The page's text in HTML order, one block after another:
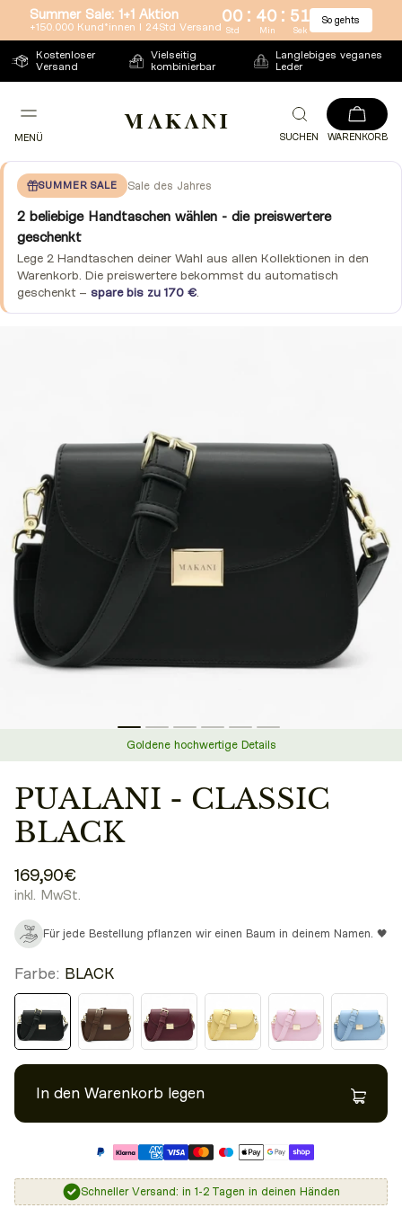
Direkt
zum
Inhalt
Summer Sale: 1+1 Aktion
+150.000 Kund*innen l 24Std Versand
00 : 40 : 51
Std Min Sek
So gehts
Kostenloser
Versand
Vielseitig
kombinierbar
Langlebiges veganes
Leder
MENÜ SUCHEN WARENKORB
SUMMER SALE Sale des Jahres
2 beliebige Handtaschen wählen - die preiswertere
geschenkt
Lege 2 Handtaschen deiner Wahl aus allen Kollektionen in den
Warenkorb. Die preiswertere bekommst du automatisch
geschenkt – spare bis zu 170 €
Goldene hochwertige Details
PUALANI - CLASSIC
BLACK
169,90€
inkl. MwSt.
Für jede Bestellung pflanzen wir einen Baum in deinem Namen. 🖤
Farbe: BLACK
In den Warenkorb legen
Schneller Versand: in 1-2 Tagen in deinen Händen